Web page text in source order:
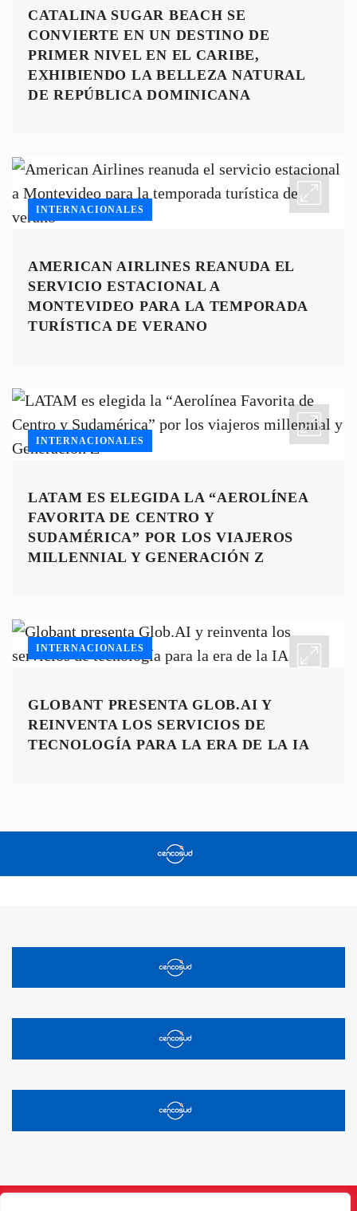
CATALINA SUGAR BEACH SE
CONVIERTE EN UN DESTINO DE
PRIMER NIVEL EN EL CARIBE,
EXHIBIENDO LA BELLEZA NATURAL
DE REPÚBLICA DOMINICANA
INTERNACIONALES
AMERICAN AIRLINES REANUDA EL
SERVICIO ESTACIONAL A
MONTEVIDEO PARA LA TEMPORADA
TURÍSTICA DE VERANO
INTERNACIONALES
LATAM ES ELEGIDA LA “AEROLÍNEA
FAVORITA DE CENTRO Y
SUDAMÉRICA” POR LOS VIAJEROS
MILLENNIAL Y GENERACIÓN Z
INTERNACIONALES
GLOBANT PRESENTA GLOB.AI Y
REINVENTA LOS SERVICIOS DE
TECNOLOGÍA PARA LA ERA DE LA IA